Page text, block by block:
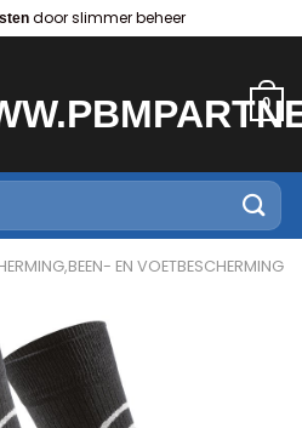
door slimmer beheer
0
EN VOETBESCHERMING